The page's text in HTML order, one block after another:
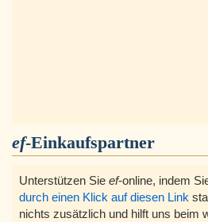
ef-Einkaufspartner
Unterstützen Sie ef-online, indem
durch einen Klick auf diesen Link
nichts zusätzlich und hilft uns beim